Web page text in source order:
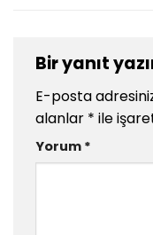
Bir yanıt
E-posta
alanlar * ile
Yorum *